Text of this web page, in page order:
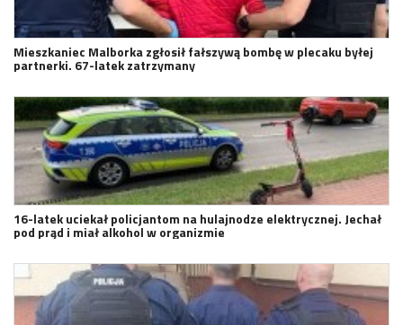
Mieszkaniec Malborka zgłosił fałszywą bombę w plecaku byłej
partnerki. 67-latek zatrzymany
16-latek uciekał policjantom na hulajnodze elektrycznej. Jechał
pod prąd i miał alkohol w organizmie